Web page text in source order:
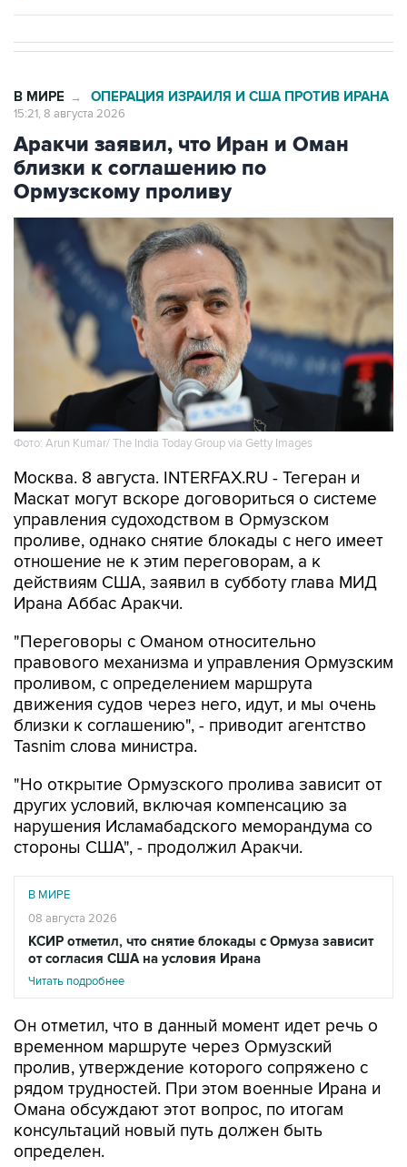
В МИРЕ → ОПЕРАЦИЯ ИЗРАИЛЯ И США ПРОТИВ ИРАНА
15:21, 8 августа 2026
Аракчи заявил, что Иран и Оман
близки к соглашению по
Ормузскому проливу
Фото: Arun Kumar/ The India Today Group via Getty Images
Москва. 8 августа. INTERFAX.RU - Тегеран и
Маскат могут вскоре договориться о системе
управления судоходством в Ормузском
проливе, однако снятие блокады с него имеет
отношение не к этим переговорам, а к
действиям США, заявил в субботу глава МИД
Ирана Аббас Аракчи.
"Переговоры с Оманом относительно
правового механизма и управления Ормузским
проливом, с определением маршрута
движения судов через него, идут, и мы очень
близки к соглашению", - приводит агентство
Tasnim слова министра.
"Но открытие Ормузского пролива зависит от
других условий, включая компенсацию за
нарушения Исламабадского меморандума со
стороны США", - продолжил Аракчи.
В МИРЕ
08 августа 2026
КСИР отметил, что снятие блокады с Ормуза зависит
от согласия США на условия Ирана
Читать подробнее
Он отметил, что в данный момент идет речь о
временном маршруте через Ормузский
пролив, утверждение которого сопряжено с
рядом трудностей. При этом военные Ирана и
Омана обсуждают этот вопрос, по итогам
консультаций новый путь должен быть
определен.